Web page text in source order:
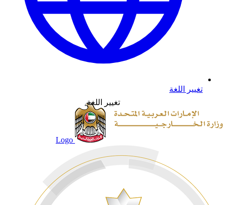
تغيير اللغة
تغيير اللغة
Logo